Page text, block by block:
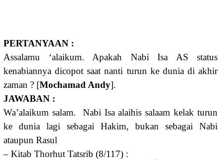
PERTANYAAN :
Assalamu ‘alaikum. Apakah Nabi Isa AS status
kenabiannya dicopot saat nanti turun ke dunia di akhir
zaman ? [Mochamad Andy].
JAWABAN :
Wa’alaikum salam. Nabi Isa alaihis salaam kelak turun
ke dunia lagi sebagai Hakim, bukan sebagai Nabi
ataupun Rasul
– Kitab Thorhut Tatsrib (8/117) :